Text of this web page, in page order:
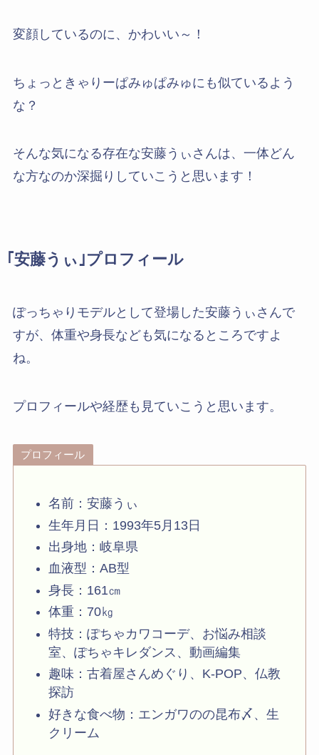
変顔しているのに、かわいい～！
ちょっときゃりーぱみゅぱみゅにも似ているよう
な？
そんな気になる存在な安藤うぃさんは、一体どん
な方なのか深掘りしていこうと思います！
｢安藤うぃ｣プロフィール
ぽっちゃりモデルとして登場した安藤うぃさんで
すが、体重や身長なども気になるところですよ
ね。
プロフィールや経歴も見ていこうと思います。
プロフィール
名前：安藤うぃ
生年月日：1993年5月13日
出身地：岐阜県
血液型：AB型
身長：161㎝
体重：70㎏
特技：ぽちゃカワコーデ、お悩み相談
室、ぽちゃキレダンス、動画編集
趣味：古着屋さんめぐり、 K-POP、仏教
探訪
好きな食べ物：エンガワのの昆布〆、生
クリーム